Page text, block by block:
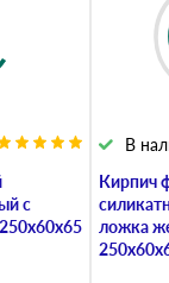
с
Кирпич
ложка
В